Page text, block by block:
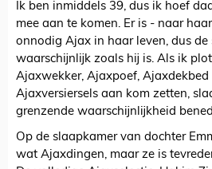
Ik ben inmiddels 39, dus ik hoef
mee aan te komen. Er is - naar
onnodig Ajax in haar leven, dus
waarschijnlijk zoals hij is. Als ik
Ajaxwekker, Ajaxpoef, Ajaxdekbed
Ajaxversiersels aan kom zetten,
grenzende waarschijnlijkheid
Op de slaapkamer van dochter
wat Ajaxdingen, maar ze is